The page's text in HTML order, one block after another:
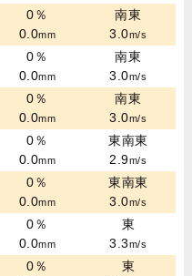
0％
0.0mm
南東
3.0m/s
0％
0.0mm
南東
3.0m/s
0％
0.0mm
南東
3.0m/s
0％
0.0mm
東南東
2.9m/s
0％
0.0mm
東南東
3.0m/s
0％
0.0mm
東
3.3m/s
0％
東